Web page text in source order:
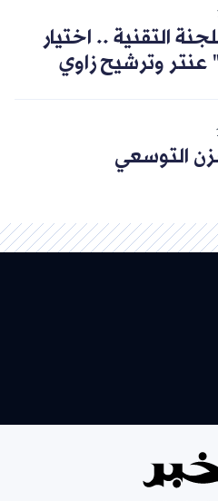
التقنية .. اختيار
عنتر وترشيح زاوي
التوسعي